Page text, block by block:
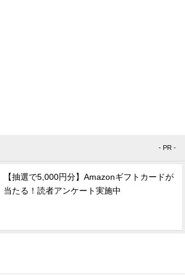
- PR -
【抽選で5,000円分】Amazonギフトカードが
当たる！読者アンケート実施中